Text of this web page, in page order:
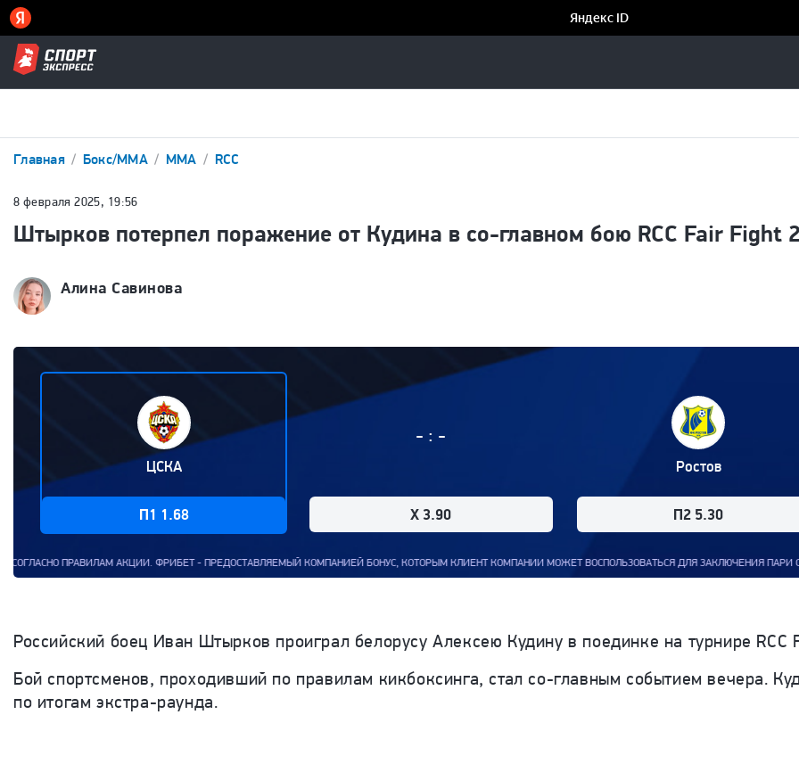
Главная Бокс/ММА ММА RCC
8 февраля 2025, 19:56
Штырков потерпел поражение от Кудина в со-главном бою RCC Fair Fight
Алина Савинова
ЦСКА
П1 1.68
- : -
X 3.90
Ростов
П2 5.30
ФРИБЕТ - ПРЕДОСТАВЛЯЕМЫЙ КОМПАНИЕЙ БОНУС, КОТОРЫМ КЛИЕНТ КОМПАНИИ МОЖЕТ ВОСПОЛЬЗОВАТЬСЯ ДЛЯ ЗАКЛЮЧЕНИЯ ПАРИ С ООО "ФОРТУНА".
Российский боец Иван Штырков проиграл белорусу Алексею Кудину в поединке на турнире RCC
Бой спортсменов, проходивший по правилам кикбоксинга, стал со-главным событием вечера.
по итогам экстра-раунда.